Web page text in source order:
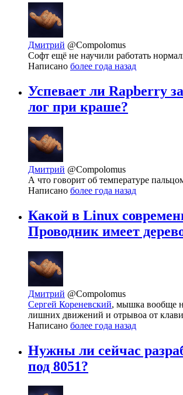
Дмитрий @Compolomus
Софт ещё не научили работать
Написано более года назад
Успевает ли Rapberry
лог при краше?
Дмитрий @Compolomus
А что говорит об температуре
Написано более года назад
Какой в Linux
Проводник имеет
Дмитрий @Compolomus
Сергей Кореневский, мышка вообще
лишних движений и отрывоа от
Написано более года назад
Нужны ли сейчас
под 8051?